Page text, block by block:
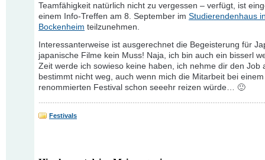
Teamfähigkeit natürlich nicht zu vergessen – verfügt, ist
einem Info-Treffen am 8. September im Studierendenhaus
Bockenheim teilzunehmen.
Interessanterweise ist ausgerechnet die Begeisterung für
japanische Filme kein Muss! Naja, ich bin auch ein bisserl
Zeit werde ich sowieso keine haben, ich nehme dir den Job
bestimmt nicht weg, auch wenn mich die Mitarbeit bei
renommierten Festival schon seeehr reizen würde… 🙂
Festivals